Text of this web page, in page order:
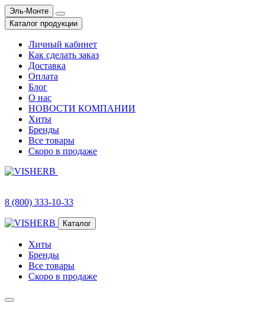
Эль-Монте
Каталог продукции
Личный кабинет
Как сделать заказ
Доставка
Оплата
Блог
О нас
НОВОСТИ КОМПАНИИ
Хиты
Бренды
Все товары
Скоро в продаже
8 (800) 333-10-33
Каталог
Хиты
Бренды
Все товары
Скоро в продаже